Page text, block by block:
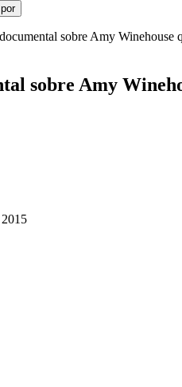
sobre Amy Winehouse
sobre Amy